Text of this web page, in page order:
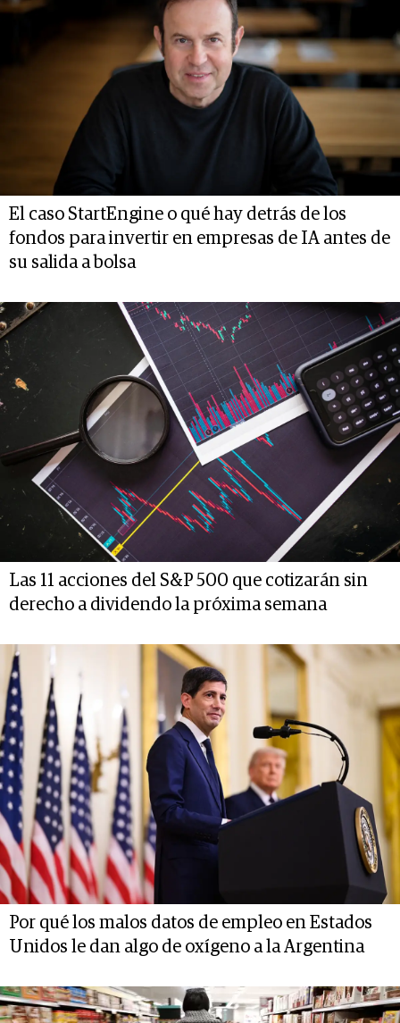
El caso StartEngine o qué hay detrás de los
fondos para invertir en empresas de IA antes de
su salida a bolsa
Las 11 acciones del S&P 500 que cotizarán sin
derecho a dividendo la próxima semana
Por qué los malos datos de empleo en Estados
Unidos le dan algo de oxígeno a la Argentina